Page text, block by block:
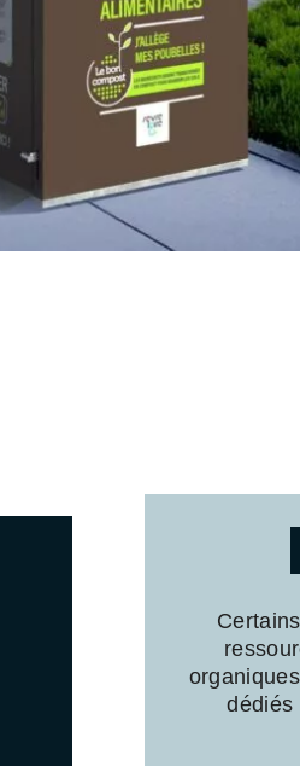
dédiés